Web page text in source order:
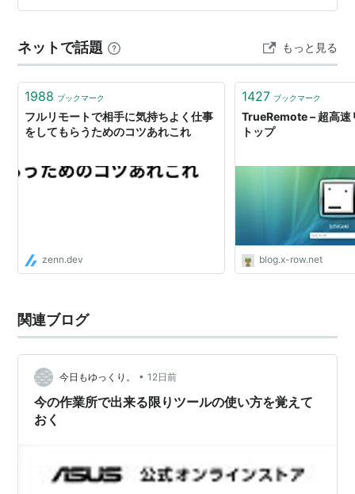
法で、初心者も安心のご案内をお送りします。 私のよう
合もあると思いますが…… 前回・今回の講座ともに、
Teams自体を初めて使う方…
ネットで話題 もっと見る
1988 ブックマーク
フルリモートで相手に気持ちよく仕事
をしてもらうためのコツあれこれ
zenn.dev
1427 ブックマーク
TrueRemote – 超高速
トップ
blog.x-row.net
関連ブログ
今日もゆっくり。 • 12日前
今の作業所で出来る限りツールの使い方を覚えて
おく